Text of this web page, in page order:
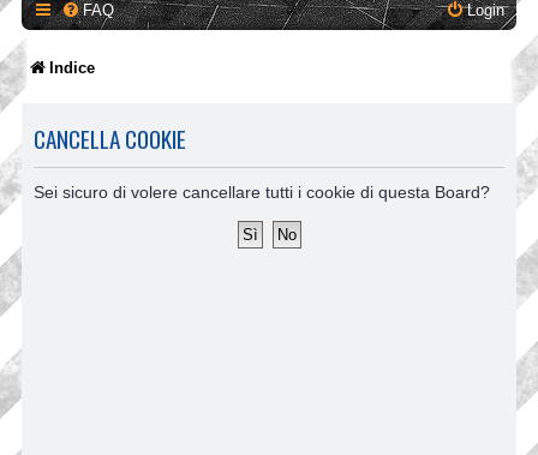
FAQ Login
Indice
CANCELLA COOKIE
Sei sicuro di volere cancellare tutti i cookie di questa Board?